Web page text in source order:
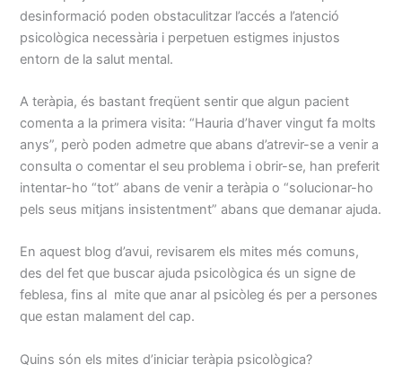
desinformació poden obstaculitzar l’accés a l’atenció
psicològica necessària i perpetuen estigmes injustos
entorn de la salut mental.
A teràpia, és bastant freqüent sentir que algun pacient
comenta a la primera visita: “Hauria d’haver vingut fa molts
anys”, però poden admetre que abans d’atrevir-se a venir a
consulta o comentar el seu problema i obrir-se, han preferit
intentar-ho “tot” abans de venir a teràpia o “solucionar-ho
pels seus mitjans insistentment” abans que demanar ajuda.
En aquest blog d’avui, revisarem els mites més comuns,
des del fet que buscar ajuda psicològica és un signe de
feblesa, fins al mite que anar al psicòleg és per a persones
que estan malament del cap.
Quins són els mites d’iniciar teràpia psicològica?